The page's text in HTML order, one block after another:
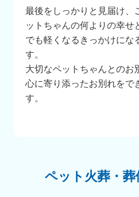
最後をしっかりと見届け、
ットちゃんの何よりの幸せ
でも軽くなるきっかけにな
す。
大切なペットちゃんとのお
心に寄り添ったお別れをで
す。
ペット火葬・葬